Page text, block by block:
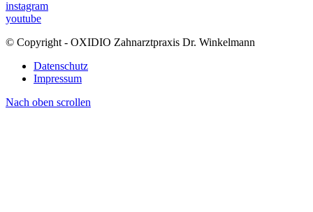
instagram
youtube
© Copyright - OXIDIO Zahnarztpraxis Dr. Winkelmann
Datenschutz
Impressum
Nach oben scrollen